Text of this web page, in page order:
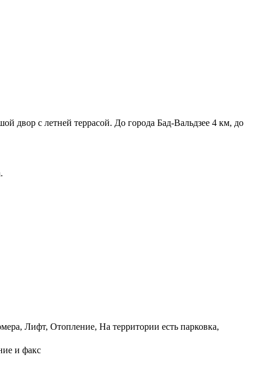
двор с летней террасой. До города Бад-Вальдзее 4 км, до
Лифт, Отопление, На территории есть парковка,
и факс